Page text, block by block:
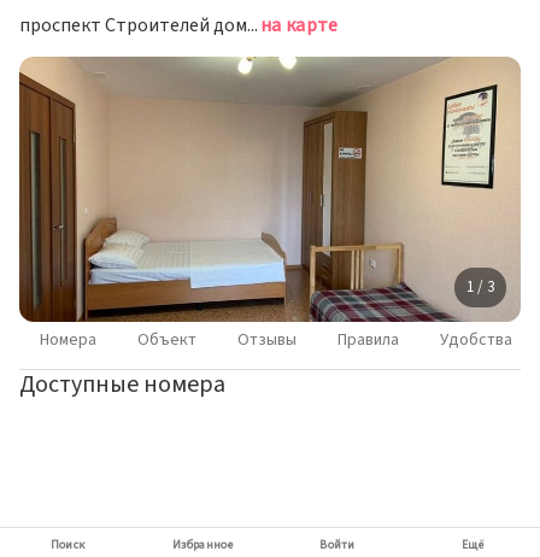
проспект Строителей дом 88б, Novokuznetsk, Новокузнецкна карте
1 / 3
Номера Объект Отзывы Правила Удобства
Доступные номера
Поиск Избранное Войти Ещё